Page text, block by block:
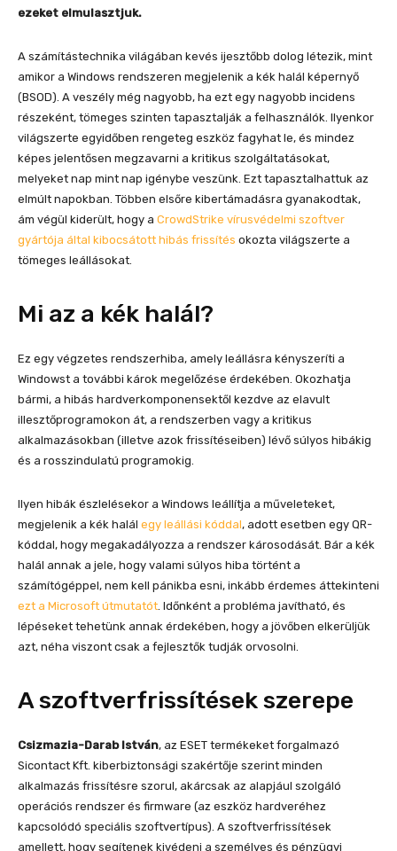
ezeket elmulasztjuk.
A számítástechnika világában kevés ijesztőbb dolog létezik, mint
amikor a Windows rendszeren megjelenik a kék halál képernyő
(BSOD). A veszély még nagyobb, ha ezt egy nagyobb incidens
részeként, tömeges szinten tapasztalják a felhasználók. Ilyenkor
világszerte egyidőben rengeteg eszköz fagyhat le, és mindez
képes jelentősen megzavarni a kritikus szolgáltatásokat,
melyeket nap mint nap igénybe veszünk. Ezt tapasztalhattuk az
elmúlt napokban. Többen elsőre kibertámadásra gyanakodtak,
ám végül kiderült, hogy a CrowdStrike vírusvédelmi szoftver
gyártója által kibocsátott hibás frissítés okozta világszerte a
tömeges leállásokat.
Mi az a kék halál?
Ez egy végzetes rendszerhiba, amely leállásra kényszeríti a
Windowst a további károk megelőzése érdekében. Okozhatja
bármi, a hibás hardverkomponensektől kezdve az elavult
illesztőprogramokon át, a rendszerben vagy a kritikus
alkalmazásokban (illetve azok frissítéseiben) lévő súlyos hibákig
és a rosszindulatú programokig.
Ilyen hibák észlelésekor a Windows leállítja a műveleteket,
megjelenik a kék halál egy leállási kóddal, adott esetben egy QR-
kóddal, hogy megakadályozza a rendszer károsodását. Bár a kék
halál annak a jele, hogy valami súlyos hiba történt a
számítógéppel, nem kell pánikba esni, inkább érdemes áttekinteni
ezt a Microsoft útmutatót . Időnként a probléma javítható, és
lépéseket tehetünk annak érdekében, hogy a jövőben elkerüljük
azt, néha viszont csak a fejlesztők tudják orvosolni.
A szoftverfrissítések szerepe
Csizmazia-Darab István, az ESET termékeket forgalmazó
Sicontact Kft. kiberbiztonsági szakértője szerint minden
alkalmazás frissítésre szorul, akárcsak az alapjául szolgáló
operációs rendszer és firmware (az eszköz hardveréhez
kapcsolódó speciális szoftvertípus). A szoftverfrissítések
amellett, hogy segítenek kivédeni a személyes és pénzügyi